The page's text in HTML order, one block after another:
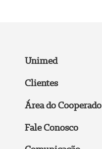
Unimed
Clientes
Área do Cooperado
Fale Conosco